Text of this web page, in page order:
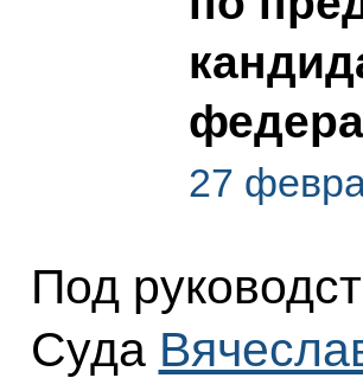
27
Под
Суда